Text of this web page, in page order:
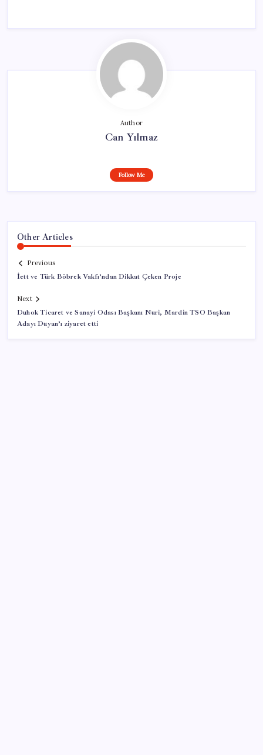
Author
Can Yılmaz
Follow Me
Other Articles
Previous
İett ve Türk Böbrek Vakfı’ndan Dikkat Çeken Proje
Next
Duhok Ticaret ve Sanayi Odası Başkanı Nuri, Mardin TSO Başkan
Adayı Duyan’ı ziyaret etti